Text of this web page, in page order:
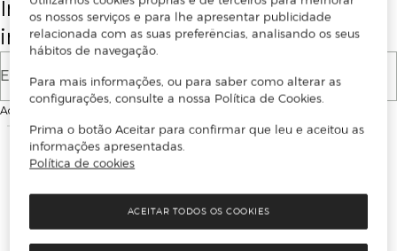
Insira o seu email para se registar ou
iniciar sessão.
E-mail
Ao continuar, aceitas as
os nossos serviços e para lhe apresentar publicidade
relacionada com as suas preferências, analisando os seus
hábitos de navegação.
Para mais informações, ou para saber como alterar as
configurações, consulte a nossa Política de Cookies.
Prima o botão Aceitar para confirmar que leu e aceitou as
informações apresentadas.
Política de cookies
ACEITAR TODOS OS COOKIES